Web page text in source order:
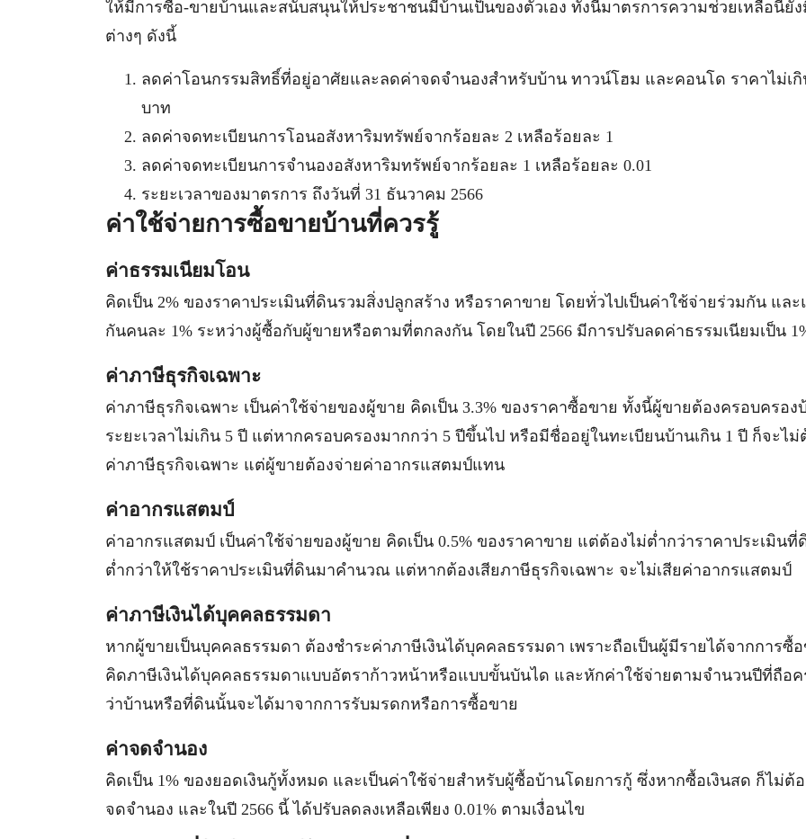
ให้มีการซื้อ-ขายบ้านและสนับสนุนให้ประชาชนมีบ้านเป็นของตัวเอง ทั้งนี้มาตรการความช่วยเหลือนี้ยัง
ต่างๆ ดังนี้
ลดค่าโอนกรรมสิทธิ์ที่อยู่อาศัยและลดค่าจดจำนองสำหรับบ้าน ทาวน์โฮม และคอนโด ราคาไม่เกิ
บาท
ลดค่าจดทะเบียนการโอนอสังหาริมทรัพย์จากร้อยละ 2 เหลือร้อยละ 1
ลดค่าจดทะเบียนการจำนองอสังหาริมทรัพย์จากร้อยละ 1 เหลือร้อยละ 0.01
ระยะเวลาของมาตรการ ถึงวันที่ 31 ธันวาคม 2566
ค่าใช้จ่ายการซื้อขายบ้านที่ควรรู้
ค่าธรรมเนียมโอน
คิดเป็น 2% ของราคาประเมินที่ดินรวมสิ่งปลูกสร้าง หรือราคาขาย โดยทั่วไปเป็นค่าใช้จ่ายร่วมกัน และ
กันคนละ 1% ระหว่างผู้ซื้อกับผู้ขายหรือตามที่ตกลงกัน โดยในปี 2566 มีการปรับลดค่าธรรมเนียมเป็น
ค่าภาษีธุรกิจเฉพาะ
ค่าภาษีธุรกิจเฉพาะ เป็นค่าใช้จ่ายของผู้ขาย คิดเป็น 3.3% ของราคาซื้อขาย ทั้งนี้ผู้ขายต้องครอบครอง
ระยะเวลาไม่เกิน 5 ปี แต่หากครอบครองมากกว่า 5 ปีขึ้นไป หรือมีชื่ออยู่ในทะเบียนบ้านเกิน 1 ปี ก็จะไม่
ค่าภาษีธุรกิจเฉพาะ แต่ผู้ขายต้องจ่ายค่าอากรแสตมป์แทน
ค่าอากรแสตมป์
ค่าอากรแสตมป์ เป็นค่าใช้จ่ายของผู้ขาย คิดเป็น 0.5% ของราคาขาย แต่ต้องไม่ต่ำกว่าราคาประเมินที่
ต่ำกว่าให้ใช้ราคาประเมินที่ดินมาคำนวณ แต่หากต้องเสียภาษีธุรกิจเฉพาะ จะไม่เสียค่าอากรแสตมป์
ค่าภาษีเงินได้บุคคลธรรมดา
หากผู้ขายเป็นบุคคลธรรมดา ต้องชำระค่าภาษีเงินได้บุคคลธรรมดา เพราะถือเป็นผู้มีรายได้จากการซื้
คิดภาษีเงินได้บุคคลธรรมดาแบบอัตราก้าวหน้าหรือแบบขั้นบันได และหักค่าใช้จ่ายตามจำนวนปีที่ถือค
ว่าบ้านหรือที่ดินนั้นจะได้มาจากการรับมรดกหรือการซื้อขาย
ค่าจดจำนอง
คิดเป็น 1% ของยอดเงินกู้ทั้งหมด และเป็นค่าใช้จ่ายสำหรับผู้ซื้อบ้านโดยการกู้ ซึ่งหากซื้อเงินสด ก็ไม่ต้อ
จดจำนอง และในปี 2566 นี้ ได้ปรับลดลงเหลือเพียง 0.01% ตามเงื่อนไข